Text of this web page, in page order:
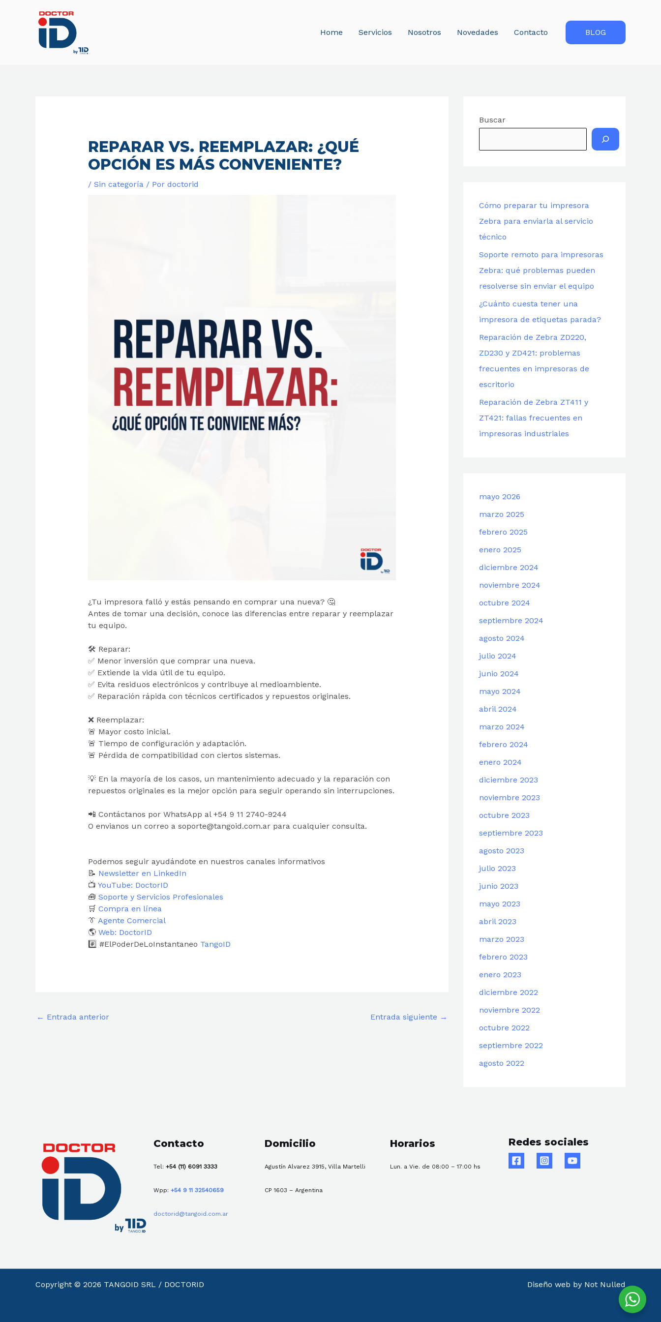
Home Servicios Nosotros Novedades Contacto BLOG
REPARAR VS. REEMPLAZAR: ¿QUÉ
OPCIÓN ES MÁS CONVENIENTE?
/ Sin categoría/ Por doctorid
¿Tu impresora falló y estás pensando en comprar una nueva? 🤔
Antes de tomar una decisión, conoce las diferencias entre reparar y reemplazar
tu equipo.
🛠️ Reparar:
✅ Menor inversión que comprar una nueva.
✅ Extiende la vida útil de tu equipo.
✅ Evita residuos electrónicos y contribuye al medioambiente.
✅ Reparación rápida con técnicos certificados y repuestos originales.
❌ Reemplazar:
🚨 Mayor costo inicial.
🚨 Tiempo de configuración y adaptación.
🚨 Pérdida de compatibilidad con ciertos sistemas.
💡 En la mayoría de los casos, un mantenimiento adecuado y la reparación con
repuestos originales es la mejor opción para seguir operando sin interrupciones.
📲 Contáctanos por WhatsApp al +54 9 11 2740-9244
O envianos un correo a soporte@tangoid.com.ar para cualquier consulta.
Podemos seguir ayudándote en nuestros canales informativos
📝 Newsletter en LinkedIn
📺 YouTube: DoctorID
🧰 Soporte y Servicios Profesionales
🛒 Compra en línea
👔 Agente Comercial
🌎 Web: DoctorID
#️⃣ #ElPoderDeLoInstantaneo TangoID
← Entrada anterior Entrada siguiente →
Buscar
Cómo preparar tu impresora
Zebra para enviarla al servicio
técnico
Soporte remoto para impresoras
Zebra: qué problemas pueden
resolverse sin enviar el equipo
¿Cuánto cuesta tener una
impresora de etiquetas parada?
Reparación de Zebra ZD220,
ZD230 y ZD421: problemas
frecuentes en impresoras de
escritorio
Reparación de Zebra ZT411 y
ZT421: fallas frecuentes en
impresoras industriales
mayo 2026
marzo 2025
febrero 2025
enero 2025
diciembre 2024
noviembre 2024
octubre 2024
septiembre 2024
agosto 2024
julio 2024
junio 2024
mayo 2024
abril 2024
marzo 2024
febrero 2024
enero 2024
diciembre 2023
noviembre 2023
octubre 2023
septiembre 2023
agosto 2023
julio 2023
junio 2023
mayo 2023
abril 2023
marzo 2023
febrero 2023
enero 2023
diciembre 2022
noviembre 2022
octubre 2022
septiembre 2022
agosto 2022
Contacto
Tel:+54 (11) 6091 3333
Wpp: +54 9 11 32540659
doctorid@tangoid.com.ar
Domicilio
Agustín Alvarez 3915, Villa Martelli
CP 1603 – Argentina
Horarios
Lun. a Vie. de 08:00 – 17:00 hs
Redes sociales
Copyright © 2026 TANGOID SRL / DOCTORID Diseño web by Not Nulled